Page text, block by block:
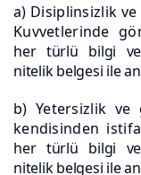
a) Disiplinsizlik
Kuvvetlerinde
her türlü bilgi ve
nitelikbelgesi ile
b) Yetersizlik ve
kendisinden
her türlü bilgi ve
nitelik belgesi ile